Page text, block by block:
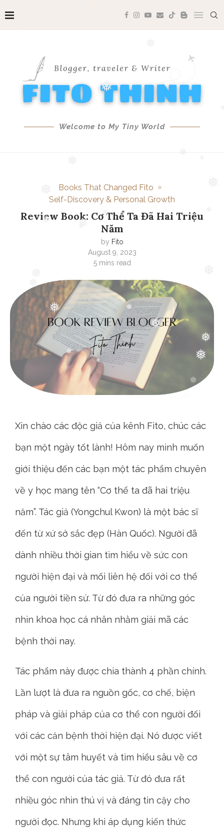
❅
❅
❅
❅
❅
❅
❅
❅
❅
❅
❅
❅
Welcome to My Tiny World
Books That Changed Fito
Self-Discovery & Personal Growth
Review Book: Cơ Thể Ta Đã Hai Triệu
Năm
by Fito
August 9, 2023
5 mins read
Xin chào các độc giả của kênh Fito, chúc các
bạn một ngày tốt lành! Hôm nay mình muốn
giới thiệu đến các bạn một tác phẩm chuyên
về y học mang tên “Cơ thể ta đã hai triệu
năm”. Tác giả (Yongchul Kwon) là một bác sĩ
đến từ xứ sở sắc đẹp (Hàn Quốc). Người đã
dành nhiều thời gian tìm hiểu về sức con
người hiện đại và mối liên hệ đối với cơ thể
của người tiền sử. Từ đó đưa ra những góc
nhìn khoa học cá nhân nhằm giải mã các
bệnh thời nay.
Tác phẩm này được chia thành 4 phần chính.
Lần lượt là đưa ra nguồn gốc, cơ chế, biện
pháp và giải pháp của cơ thể con người đối
với các căn bệnh thời hiện đại. Nó được viết
với một sự tâm huyết và tìm hiểu sâu về cơ
thể con người của tác giả. Từ đó đưa rất
nhiều góc nhìn thú vị và đáng tin cậy cho
người đọc. Nhưng khi áp dụng kiến thức